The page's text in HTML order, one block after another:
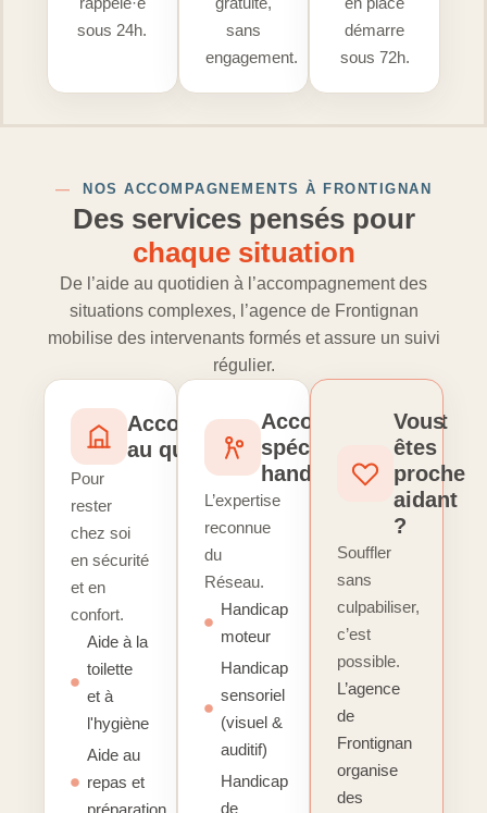
sous 24h.
sans
engagement.
démarre
sous 72h.
— NOS ACCOMPAGNEMENTS À FRONTIGNAN
Des services pensés pour
chaque situation
De l’aide au quotidien à l’accompagnement des
situations complexes, l’agence de Frontignan
mobilise des intervenants formés et assure un suivi
régulier.
Accompagnement
au quotidien
Pour
rester
chez soi
en sécurité
et en
confort.
Aide à la
toilette
et à
l'hygiène
Aide au
repas et
préparation
Accompagnement
spécialisé
handicap
L’expertise
reconnue
du
Réseau.
Handicap
moteur
Handicap
sensoriel
(visuel &
auditif)
Handicap
de
Vous
êtes
proche
aidant
?
Souffler
sans
culpabiliser,
c’est
possible.
L’agence
de
Frontignan
organise
des